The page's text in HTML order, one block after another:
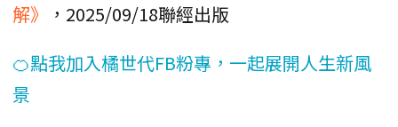
解》
，2025/09/18聯經出版
🍊點我加入橘世代FB粉專，一起展開人生新風
景